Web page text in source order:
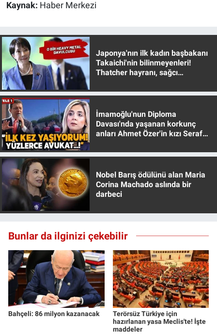
Kaynak: Haber Merkezi
Japonya'nın ilk kadın başbakanı
Takaichi'nin bilinmeyenleri!
Thatcher hayranı, sağcı
İmamoğlu'nun Diploma
Davası'nda yaşanan korkunç
anları Ahmet Özer'in kızı Seraf
Nobel Barış ödülünü alan Maria
Corina Machado aslında bir
darbeci
Bunlar da ilginizi çekebilir
Bahçeli: 86 milyon kazanacak
Terörsüz Türkiye için
hazırlanan yasa Meclis'te! İşte
maddeler
Koronavirüs
Kültür Sanat
Ne demişti
Nedir
Popüler
Programlar
Sağlık
Teknoloji
Türkiye'nin Geleceği
Türkiye'nin Gündemi
Yerel Gündem